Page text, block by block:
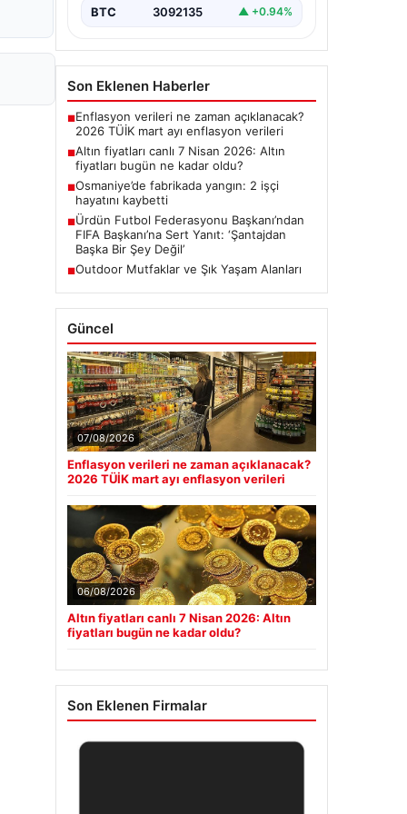
BTC 3092135 ▲ +0.94%
Son Eklenen Haberler
■Enflasyon verileri ne zaman açıklanacak?
2026 TÜİK mart ayı enflasyon verileri
■Altın fiyatları canlı 7 Nisan 2026: Altın
fiyatları bugün ne kadar oldu?
■Osmaniye’de fabrikada yangın: 2 işçi
hayatını kaybetti
■Ürdün Futbol Federasyonu Başkanı’ndan
FIFA Başkanı’na Sert Yanıt: ‘Şantajdan
Başka Bir Şey Değil’
■Outdoor Mutfaklar ve Şık Yaşam Alanları
Güncel
07/08/2026
Enflasyon verileri ne zaman açıklanacak?
2026 TÜİK mart ayı enflasyon verileri
06/08/2026
Altın fiyatları canlı 7 Nisan 2026: Altın
fiyatları bugün ne kadar oldu?
Son Eklenen Firmalar